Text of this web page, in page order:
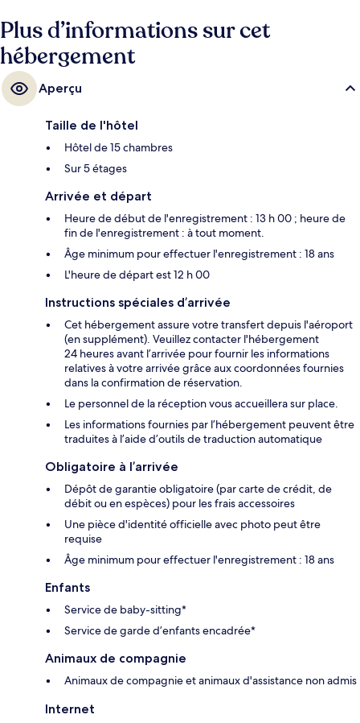
Plus d’informations sur cet
hébergement
Aperçu
Taille de l'hôtel
Hôtel de 15 chambres
Sur 5 étages
Arrivée et départ
Heure de début de l'enregistrement : 13 h 00 ; heure de
fin de l'enregistrement : à tout moment.
Âge minimum pour effectuer l'enregistrement : 18 ans
L'heure de départ est 12 h 00
Instructions spéciales d’arrivée
Cet hébergement assure votre transfert depuis l'aéroport
(en supplément). Veuillez contacter l'hébergement
24 heures avant l’arrivée pour fournir les informations
relatives à votre arrivée grâce aux coordonnées fournies
dans la confirmation de réservation.
Le personnel de la réception vous accueillera sur place.
Les informations fournies par l’hébergement peuvent être
traduites à l’aide d’outils de traduction automatique
Obligatoire à l’arrivée
Dépôt de garantie obligatoire (par carte de crédit, de
débit ou en espèces) pour les frais accessoires
Une pièce d'identité officielle avec photo peut être
requise
Âge minimum pour effectuer l'enregistrement : 18 ans
Enfants
Service de baby-sitting*
Service de garde d’enfants encadrée*
Animaux de compagnie
Animaux de compagnie et animaux d'assistance non admis
Internet